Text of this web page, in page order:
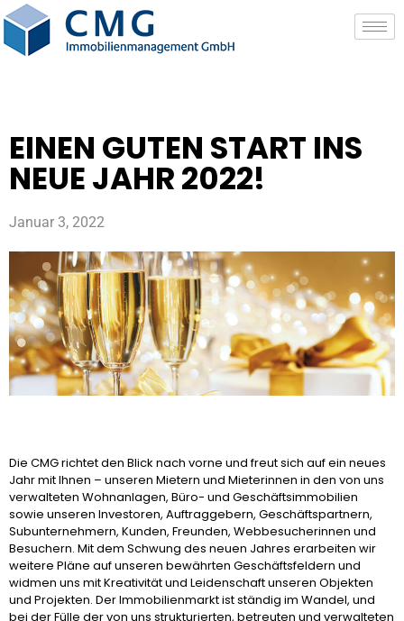
EINEN GUTEN START INS
NEUE JAHR 2022!
Januar 3, 2022
Die CMG richtet den Blick nach vorne und freut sich auf ein neues
Jahr mit Ihnen – unseren Mietern und Mieterinnen in den von uns
verwalteten Wohnanlagen, Büro- und Geschäftsimmobilien
sowie unseren Investoren, Auftraggebern, Geschäftspartnern,
Subunternehmern, Kunden, Freunden, Webbesucherinnen und
Besuchern. Mit dem Schwung des neuen Jahres erarbeiten wir
weitere Pläne auf unseren bewährten Geschäftsfeldern und
widmen uns mit Kreativität und Leidenschaft unseren Objekten
und Projekten. Der Immobilienmarkt ist ständig im Wandel, und
bei der Fülle der von uns strukturierten, betreuten und verwalteten